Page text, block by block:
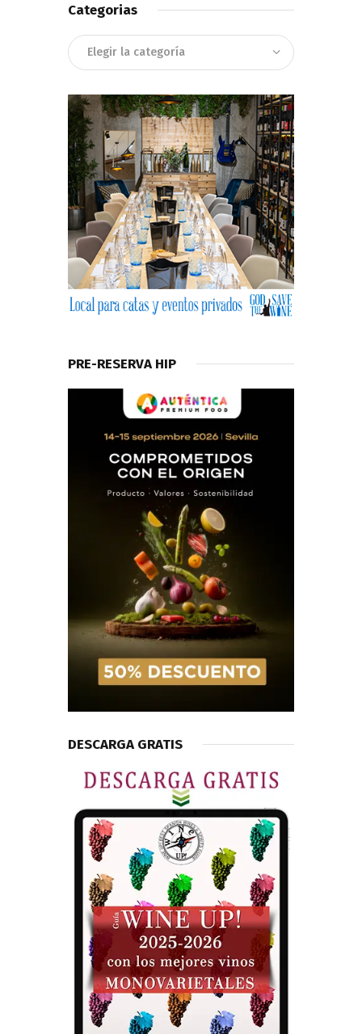
Categorias
Categorias
PRE-RESERVA HIP
DESCARGA GRATIS